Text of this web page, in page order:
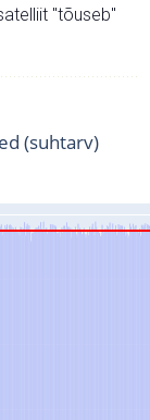
"tõuseb"
(suhtarv)